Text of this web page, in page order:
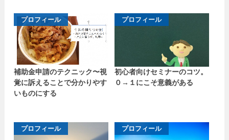
プロフィール
補助金申請のテクニック〜視
覚に訴えることで分かりやす
いものにする
プロフィール
初心者向けセミナーのコツ。
０→１にこそ意義がある
プロフィール プロフィール